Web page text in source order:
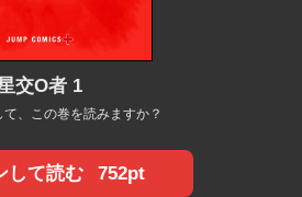
交O者 1
、この巻を読みますか？
して読む 752pt